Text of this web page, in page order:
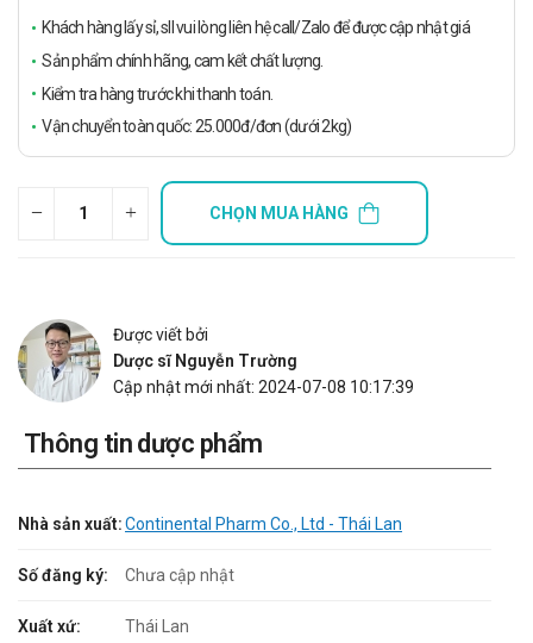
Khách hàng lấy sỉ, sll vui lòng liên hệ call/Zalo để được cập nhật giá
Sản phẩm chính hãng, cam kết chất lượng.
Kiểm tra hàng trước khi thanh toán.
Vận chuyển toàn quốc: 25.000đ/đơn (dưới 2kg)
CHỌN MUA HÀNG
Được viết bởi
Dược sĩ Nguyễn Trường
Cập nhật mới nhất: 2024-07-08 10:17:39
Thông tin dược phẩm
Nhà sản xuất:Continental Pharm Co., Ltd - Thái Lan
Số đăng ký: Chưa cập nhật
Xuất xứ: Thái Lan